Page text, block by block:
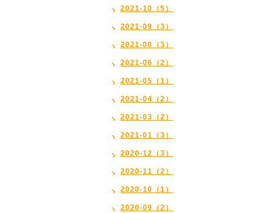
2021-10（5）
2021-09（3）
2021-08（3）
2021-06（2）
2021-05（1）
2021-04（2）
2021-03（2）
2021-01（3）
2020-12（3）
2020-11（2）
2020-10（1）
2020-09（2）